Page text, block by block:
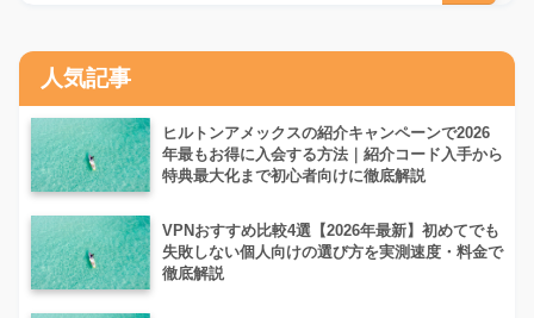
人気記事
ヒルトンアメックスの紹介キャンペーンで2026
年最もお得に入会する方法｜紹介コード入手から
特典最大化まで初心者向けに徹底解説
VPNおすすめ比較4選【2026年最新】初めてでも
失敗しない個人向けの選び方を実測速度・料金で
徹底解説